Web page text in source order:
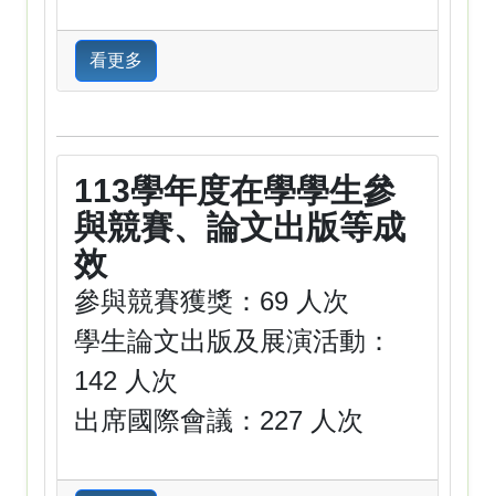
看更多
113學年度在學學生參
與競賽、論文出版等成
效
參與競賽獲獎：69 人次
學生論文出版及展演活動：
142 人次
出席國際會議：227 人次